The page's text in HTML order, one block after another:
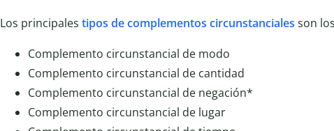
Los principales tipos de complementos circunstanciales son
Complemento circunstancial de modo
Complemento circunstancial de cantidad
Complemento circunstancial de negación*
Complemento circunstancial de lugar